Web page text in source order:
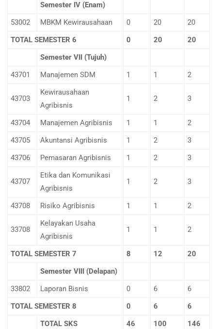
Semester IV (Enam)
53002
MBKM Kewirausahaan 0 20
20
TOTAL SEMESTER 6
0 20
20
Semester VII (Tujuh)
43701
Manajemen SDM 1 1 2
43703
Kewirausahaan
Agribisnis
1 2 3
43704 Manajemen Agribisnis 1 1
2
43705
Akuntansi Agribisnis 1 2
3
43706
Pemasaran Agribisnis 1 2 3
43707
Etika dan Komunikasi
Agribisnis
1 2 3
43708 Risiko Agribisnis 1 1 2
33708
Kelayakan Usaha
Agribisnis
1 1 2
TOTAL SEMESTER 7 8 12 20
Semester VIII (Delapan)
33802
Laporan Bisnis 0 6
6
TOTAL SEMESTER 8
0 6
6
TOTAL SKS
46 100 146